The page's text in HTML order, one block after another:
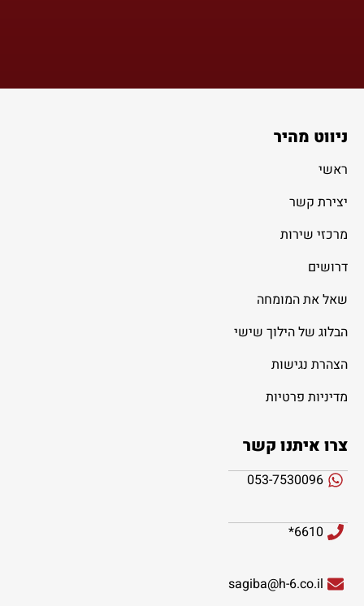
ניווט מהיר
ראשי
יצירת קשר
מרכזי שירות
דרושים
שאל את המומחה
הבלוג של הילוך שישי
הצהרת נגישות
מדיניות פרטיות
צרו איתנו קשר
053-7530096
6610*
sagiba@h-6.co.il